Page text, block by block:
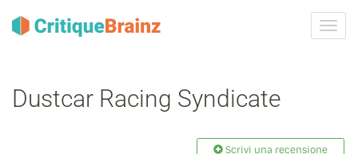
Dustcar Racing Syndicate
Scrivi una recensione